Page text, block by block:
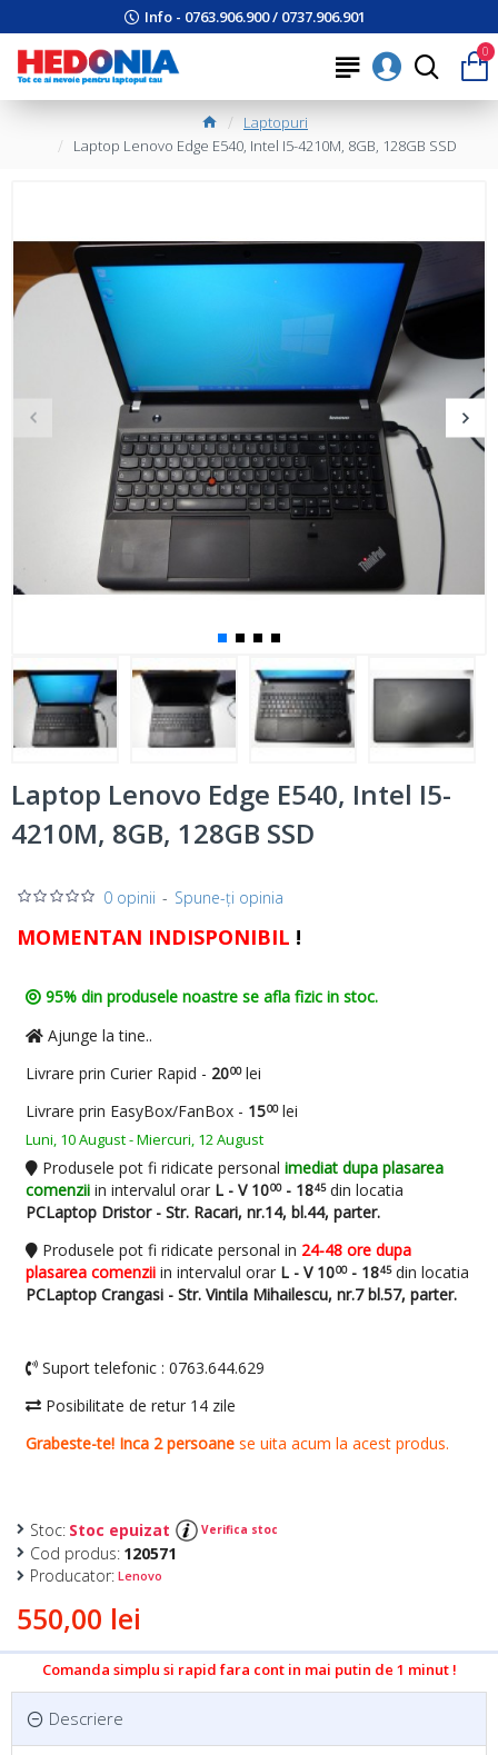
Info - 0763.906.900 / 0737.906.901
0
Laptopuri
Laptop Lenovo Edge E540, Intel I5-4210M, 8GB, 128GB SSD
Laptop Lenovo Edge E540, Intel I5-
4210M, 8GB, 128GB SSD
MOMENTAN INDISPONIBIL !
0 opinii - Spune-ţi opinia
550,00 lei
Stoc: Stoc epuizat Verifica stoc
Cod produs: 120571
Producator: Lenovo
Comanda simplu si rapid fara cont in mai putin de 1 minut !
Descriere